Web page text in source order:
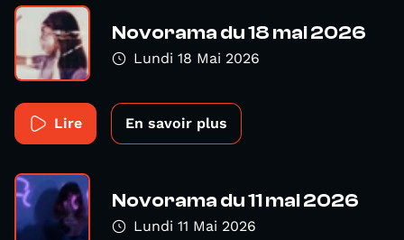
Novorama du 18 mai 2026
Lundi 18 Mai 2026
Lire En savoir plus
Novorama du 11 mai 2026
Lundi 11 Mai 2026